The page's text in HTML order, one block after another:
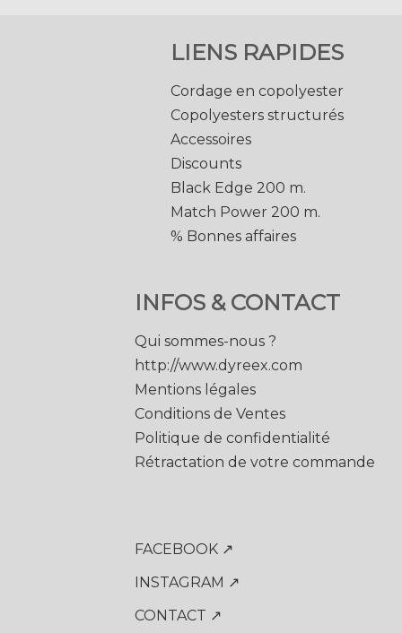
LIENS RAPIDES
Cordage en copolyester
Copolyesters structurés
Accessoires
Discounts
Black Edge 200 m.
Match Power 200 m.
% Bonnes affaires
INFOS & CONTACT
Qui sommes-nous ?
http://www.dyreex.com
Mentions légales
Conditions de Ventes
Politique de confidentialité
Rétractation de votre commande
FACEBOOK ↗
INSTAGRAM ↗
CONTACT ↗